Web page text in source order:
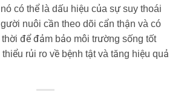
có thể là dấu hiệu của sự suy thoái
nuôi cần theo dõi cẩn thận và có
để đảm bảo môi trường sống tốt
rủi ro về bệnh tật và tăng hiệu quả